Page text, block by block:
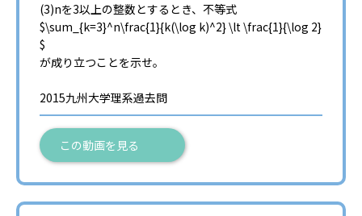
(3)nを3以上の整数とするとき、不等式
$\sum_{k=3}^n\frac{1}{k(\log k)^2} \lt \frac{1}{\log 2}
$
が成り立つことを示せ。
2015九州大学理系過去問
この動画を見る